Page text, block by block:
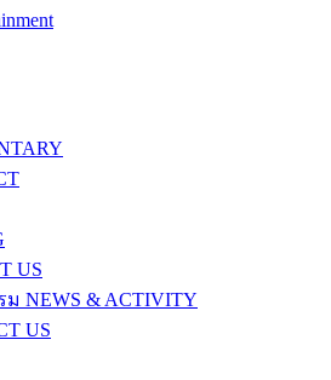
US
ม NEWS & ACTIVITY
US